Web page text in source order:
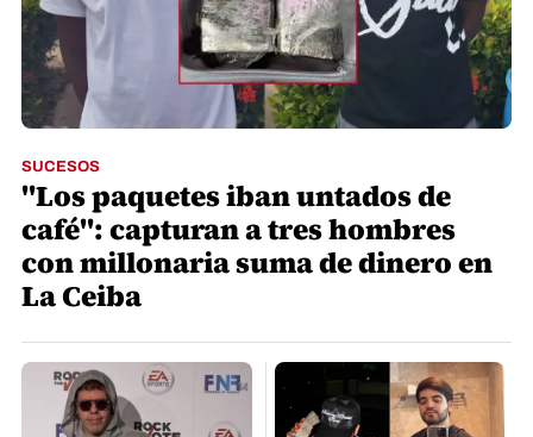
SUCESOS
"Los paquetes iban untados de
café": capturan a tres hombres
con millonaria suma de dinero en
La Ceiba